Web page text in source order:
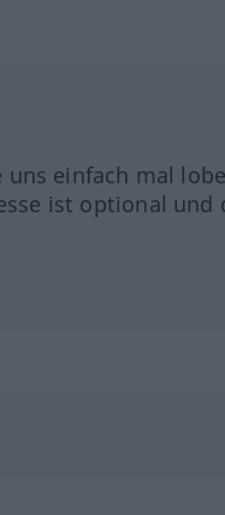
einfach mal
ist optional und